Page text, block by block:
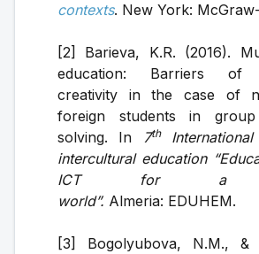
contexts. New York:
[2] Barieva, K.R. (2016).
education: Barriers of
creativity in the case of
foreign students in
solving. In 7th
intercultural education
ICT for a
world”. Almeria: EDUHEM.
[3] Bogolyubova, N.M., &